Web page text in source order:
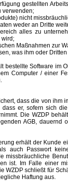
gestellten
verwenden;
nicht
weder an Dritte
alles zu
wird;
Maßnahmen zur
was ihm oder
Software im
Computer / einer
dass die von ihm
er, sofern sich
Die WZDP
AGB, dauernd
erhält der Kunde
auch Passwort
missbräuchliche
ist. Im Falle einer
WZDP schließt für
Haftung aus.